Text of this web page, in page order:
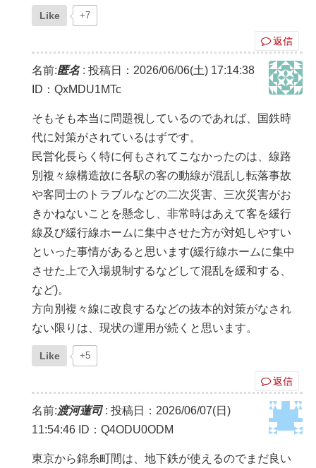
Like +7
返信
名前:匿名: 投稿日：2026/06/06(土) 17:14:38
ID：QxMDU1MTc
そもそも本当に問題視しているのであれば、国鉄時
代に対策がされているはずです。
民営化長らく特に何もされてこなかったのは、線路
別複々線構造故に各駅の客の動線が混乱し転落事故
や客同士のトラブルなどの二次災害、三次災害がお
きかねないことを懸念し、非常時はあえて客を緩行
線及び緩行線ホームに集中させた方が対処しやすい
といった事情があると思います(緩行線ホームに集中
させた上で入場規制するなどして混乱を緩和する、
など)。
方向別複々線に改良するなどの抜本的対策がなされ
ない限りは、現状の運用が続くと思います。
Like +5
返信
名前:渡河蓮司: 投稿日：2026/06/07(日)
11:54:46 ID：Q4ODU0ODM
東京から錦糸町間は、地下鉄が使えるのでまだ良い